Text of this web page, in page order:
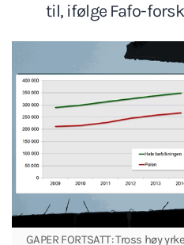
til, ifølge Fafo-
GAPER FORTSATT: Tross høy